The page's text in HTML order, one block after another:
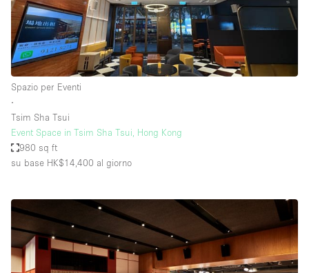
Spazio per Eventi
∙
Tsim Sha Tsui
Event Space in Tsim Sha Tsui, Hong Kong
980 sq ft
su base HK$14,400 al giorno